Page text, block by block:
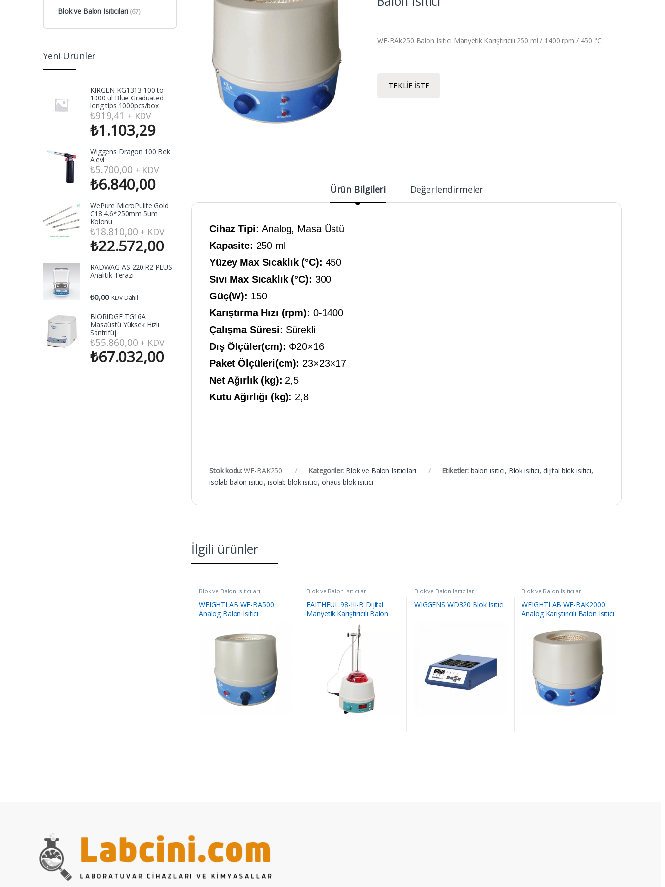
WF-BAk250 Balon Isıtıcı Manyetik Karıştırıcılı 250 ml / 1400 rpm / 450 °C
TEKLIF İSTE
Ürün Bilgileri Değerlendirmeler
Cihaz Tipi:Analog, Masa Üstü
Kapasite: 250 ml
Yüzey Max Sıcaklık (°C): 450
Sıvı Max Sıcaklık (°C): 300
Güç(W): 150
Karıştırma Hızı (rpm): 0-1400
Çalışma Süresi: Sürekli
Dış Ölçüler(cm): Φ20×16
Paket Ölçüleri(cm): 23×23×17
Net Ağırlık (kg): 2,5
Kutu Ağırlığı (kg): 2,8
Stok kodu:WF-BAK250 Kategoriler: Blok ve Balon Isıtıcıları Etiketler: balon ısıtıcı, Blok ısıtıcı, dijital blok ısıtıcı,
ısolab balon ısıtıcı, ısolab blok ısıtıcı,ohaus blok ısıtıcı
İlgili ürünler
Blok ve Balon Isıtıcıları
WEIGHTLAB WF-BA500
Analog Balon Isıtıcı
Blok ve Balon Isıtıcıları
FAITHFUL 98-III-B Dijital
Manyetik Karıştırıcılı Balon
Blok ve Balon Isıtıcıları
WIGGENS WD320 Blok Isıtıcı
Blok ve Balon Isıtıcıları
WEIGHTLAB WF-BAK2000
Analog Karıştırıcılı Balon Isıtıcı
Blok ve Balon Isıtıcıları (67)
Yeni Ürünler
KIRGEN KG1313 100 to
1000 ul Blue Graduated
long tips 1000pcs/box
₺919,41 + KDV
₺1.103,29
Wiggens Dragon 100 Bek
Alevi
₺5.700,00 + KDV
₺6.840,00
WePure MicroPulite Gold
C18 4.6*250mm 5um
Kolonu
₺18.810,00 + KDV
₺22.572,00
RADWAG AS 220.R2 PLUS
Analitik Terazi
₺0,00 KDV Dahil
BIORIDGE TG16A
Masaüstü Yüksek Hızlı
Santrifüj
₺55.860,00 + KDV
₺67.032,00